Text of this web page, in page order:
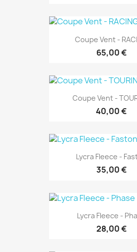
Coupe Vent -
65,00 €
Coupe Vent -
40,00 €
Lycra Fleece -
35,00 €
Lycra Fleece -
28,00 €